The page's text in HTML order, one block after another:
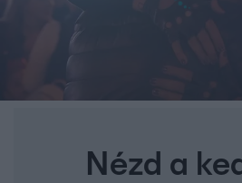
Nézd a